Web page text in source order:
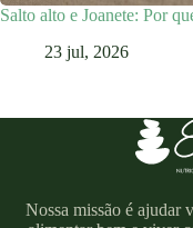
Salto alto e Joanete: Por
23 jul, 2026
Nossa missão é ajudar